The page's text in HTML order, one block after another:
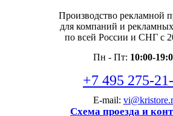
Производство рекламной
для компаний и рекламных
по всей России и СНГ с
Пн - Пт: 10:00-
+7 495 275-
E-mail:
Схема проезда и